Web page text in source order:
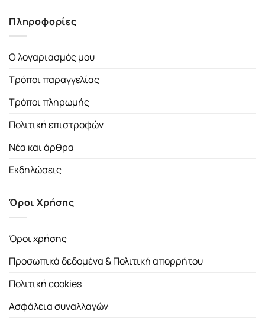
Πληροφορίες
Ο λογαριασμός μου
Τρόποι παραγγελίας
Τρόποι πληρωμής
Πολιτική επιστροφών
Νέα και άρθρα
Εκδηλώσεις
Όροι Χρήσης
Όροι χρήσης
Προσωπικά δεδομένα & Πολιτική απορρήτου
Πολιτική cookies
Ασφάλεια συναλλαγών